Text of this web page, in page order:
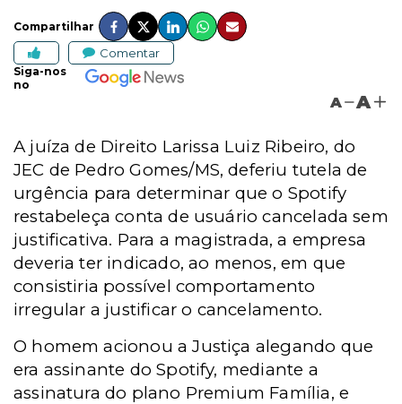
Compartilhar
Comentar
Siga-nos
no
A A
A juíza de Direito Larissa Luiz Ribeiro, do
JEC de Pedro Gomes/MS, deferiu tutela de
urgência para determinar que o Spotify
restabeleça conta de usuário cancelada sem
justificativa. Para a magistrada, a empresa
deveria ter indicado, ao menos, em que
consistiria possível comportamento
irregular a justificar o cancelamento.
O homem acionou a Justiça alegando que
era assinante do Spotify, mediante a
assinatura do plano Premium Família, e